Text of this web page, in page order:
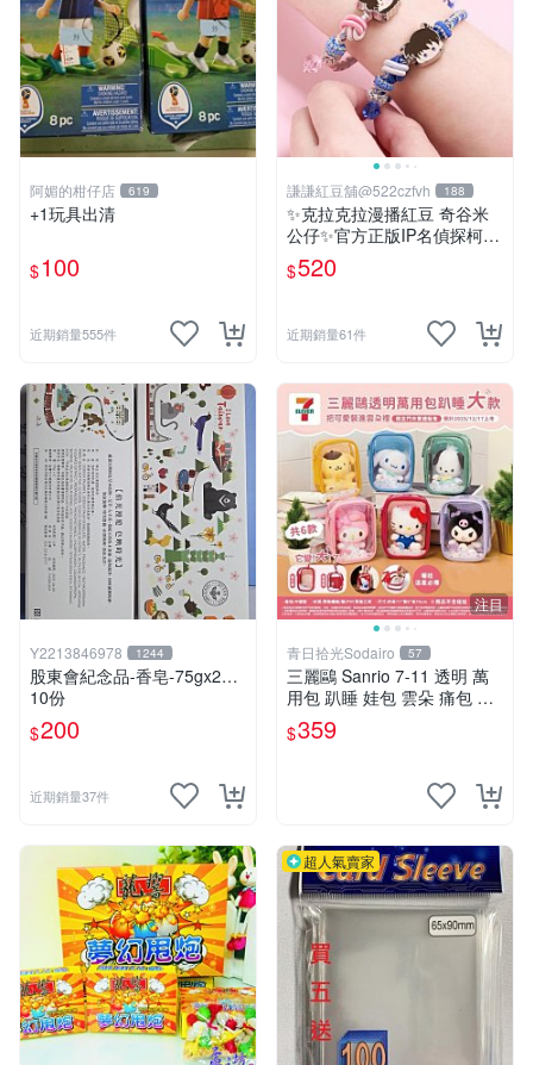
阿媚的柑仔店 619
+1玩具出清
$100
近期銷量555件
謙謙紅豆舖@522czfvh 188
✨克拉克拉漫播紅豆 奇谷米
公仔✨官方正版IP名偵探柯南
手繩共六款
$520
近期銷量61件
Y2213846978 1244
股東會紀念品-香皂-75gx2…
10份
$200
近期銷量37件
注目
青日拾光Sodairo 57
三麗鷗 Sanrio 7-11 透明 萬
用包 趴睡 娃包 雲朵 痛包 大
款 美樂蒂 布丁狗 大耳狗 庫
洛米 帕恰狗
$359
超人氣賣家